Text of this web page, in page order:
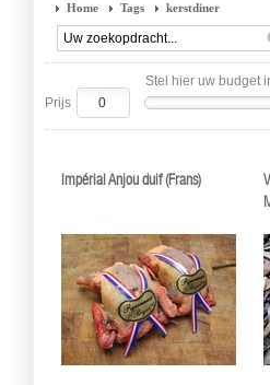
Home Tags kerstdiner
Stel hier uw budget
Prijs
Impérial Anjou duif (Frans)